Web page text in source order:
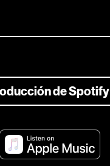
de Spotify